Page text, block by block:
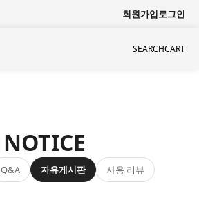
회원가입로그인
SEARCHCART
NOTICE
Q&A 자유게시판 사용 리뷰